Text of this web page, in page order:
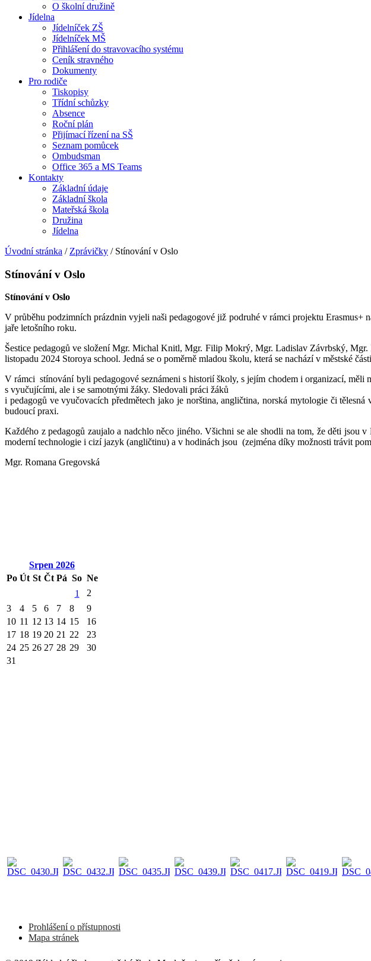
O školní družině
Jídelna
Jídelníček ZŠ
Jídelníček MŠ
Přihlášení do stravovacího systému
Ceník stravného
Dokumenty
Pro rodiče
Tiskopisy
Třídní schůzky
Absence
Roční plán
Přijímací řízení na SŠ
Seznam pomůcek
Ombudsman
Office 365 a MS Teams
Kontakty
Základní údaje
Základní škola
Mateřská škola
Družina
Jídelna
Úvodní stránka / Zprávičky / Stínování v Oslo
Stínování v Oslo
Stínování v Oslo
V průběhu podzimních prázdnin vyjeli naši pedagogové již podruhé v rámci projektu
jaře letošního roku.
Šestice pedagogů ve složení Mgr. Michal Knitl, Mgr. Filip Mokrý, Mgr. Ladislav Závrbský,
listopadu 2024 Storoya school. Jedná se o poměrně mladou školu, která se nachází v městské
V rámci stínování byli pedagogové seznámeni s historií školy, s jejím chodem i organizací,
s vyučujícími, ale i se samotnými žáky. Sledovali práci žáků
i pedagogů ve vyučovacích předmětech jako je norština, angličtina, norská mytologie či
budoucí praxi.
Každého z pedagogů zaujalo a nadchlo něco jiného. Všichni se ale shodli na tom, že děti
moderní technologie i cizí jazyk (angličtinu) a v hodinách jsou (zejména díky možnosti trávit
Mgr. Romana Gregovská
Srpen 2026
Po Út St Čt Pá So Ne
1
2
3
4 5 6 7 8
9
10 11 12 13 14 15
16
17 18 19 20 21 22
23
24 25 26 27 28 29
30
31
Prohlášení o přístupnosti
Mapa stránek